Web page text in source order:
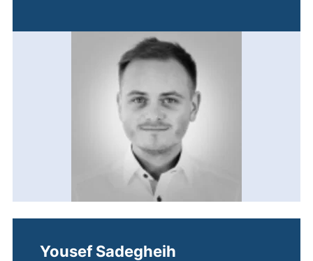
Yousef Sadegheih